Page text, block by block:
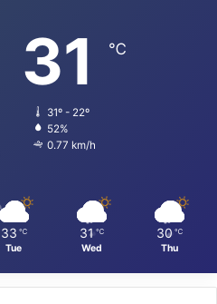
31 ℃
31º - 22º
52%
0.77 km/h
33 ℃
Tue
31 ℃
Wed
30 ℃
Thu